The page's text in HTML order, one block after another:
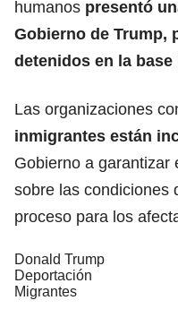
humanos presentó
Gobierno de Trump,
detenidos en la base
Las organizaciones
inmigrantes están
Gobierno a garantizar
sobre las condiciones
proceso para los
Donald Trump
Deportación
Migrantes